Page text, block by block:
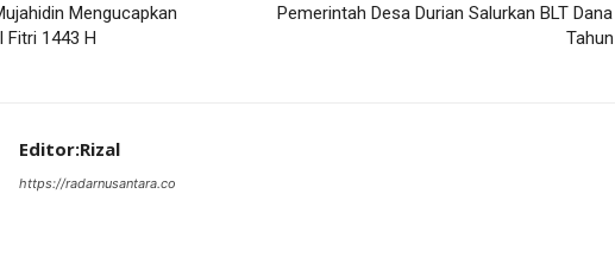
Mengucapkan
Fitri 1443 H
Pemerintah Desa Durian Salurkan BLT
Editor:Rizal
https://radarnusantara.co